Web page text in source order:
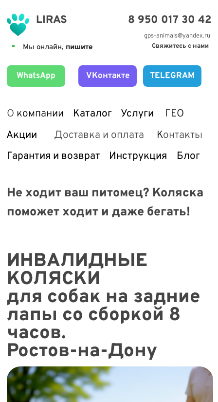
LIRAS 8 950 017 30 42
ИНВАЛИДНЫЕ
КОЛЯСКИ
для собак на задние
Ростов-на-Дону
Мы онлайн,
О компании ГЕО
Не ходит ваш питомец? Коляска
поможет ходит и даже бегать!
Свяжитесь с нами
Услуги
Каталог
Гарантия и возврат Инструкция Блог